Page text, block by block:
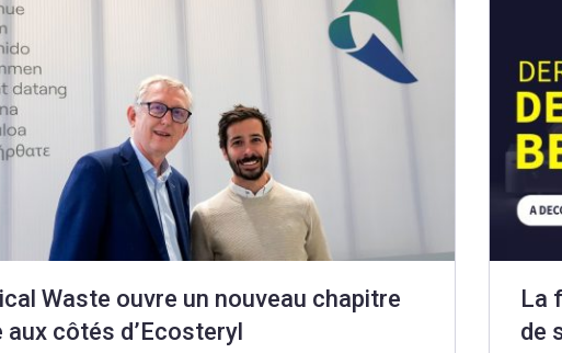
Waste ouvre un nouveau chapitre
côtés d’Ecosteryl
La
de